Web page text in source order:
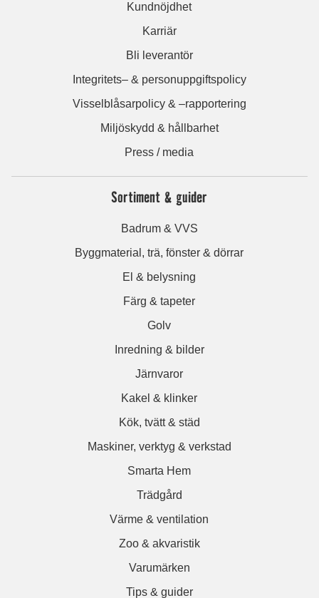
Kundnöjdhet
Karriär
Bli leverantör
Integritets– & personuppgiftspolicy
Visselblåsarpolicy & –rapportering
Miljöskydd & hållbarhet
Press / media
Sortiment & guider
Badrum & VVS
Byggmaterial, trä, fönster & dörrar
El & belysning
Färg & tapeter
Golv
Inredning & bilder
Järnvaror
Kakel & klinker
Kök, tvätt & städ
Maskiner, verktyg & verkstad
Smarta Hem
Trädgård
Värme & ventilation
Zoo & akvaristik
Varumärken
Tips & guider